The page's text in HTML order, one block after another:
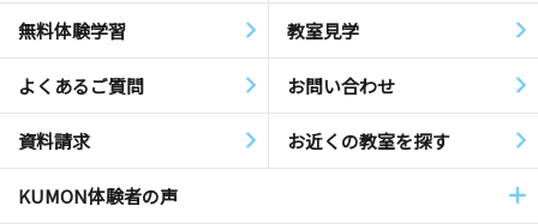
無料体験学習 教室見学
よくあるご質問 お問い合わせ
資料請求 お近くの教室を探す
KUMON体験者の声